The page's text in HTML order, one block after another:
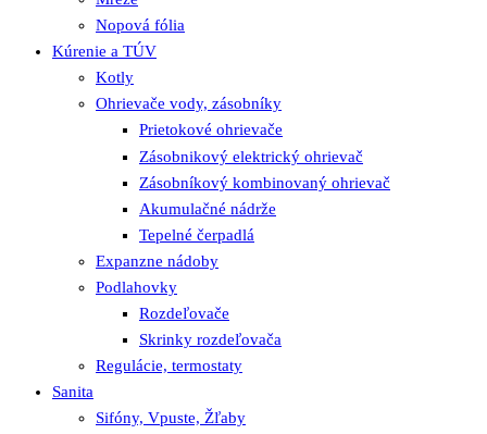
Nopová fólia
Kúrenie a TÚV
Kotly
Ohrievače vody, zásobníky
Prietokové ohrievače
Zásobnikový elektrický ohrievač
Zásobníkový kombinovaný ohrievač
Akumulačné nádrže
Tepelné čerpadlá
Expanzne nádoby
Podlahovky
Rozdeľovače
Skrinky rozdeľovača
Regulácie, termostaty
Sanita
Sifóny, Vpuste, Žľaby